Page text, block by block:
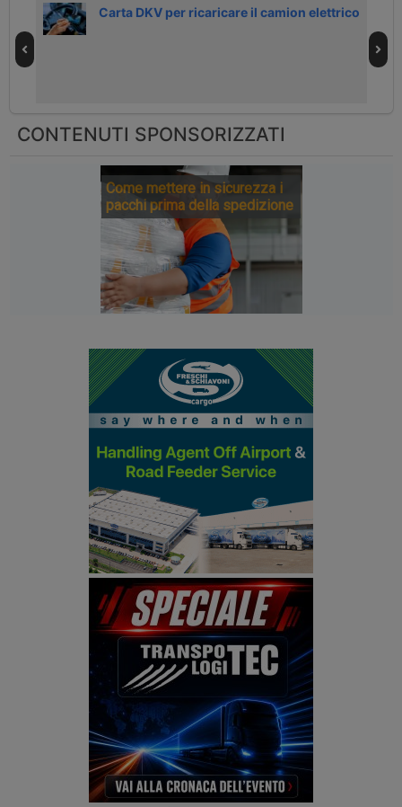
Carta DKV per ricaricare il camion elettrico
CONTENUTI SPONSORIZZATI
Come mettere in sicurezza i
pacchi prima della spedizione